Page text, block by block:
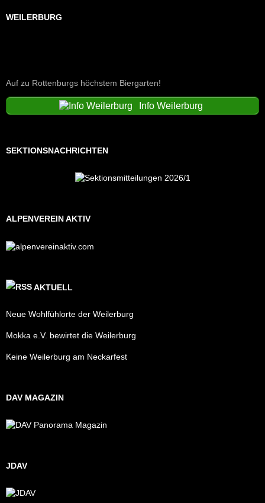
WEILERBURG
Auf zu Rottenburgs höchstem Biergarten!
Info Weilerburg
SEKTIONSNACHRICHTEN
ALPENVEREIN AKTIV
AKTUELL
Neue Wohlfühlorte der Weilerburg
Mokka e.V. bewirtet die Weilerburg
Keine Weilerburg am Neckarfest
DAV MAGAZIN
JDAV